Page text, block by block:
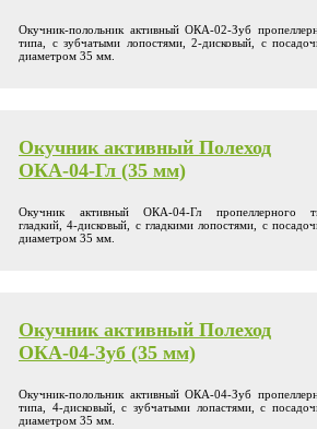
Окучник-полольник активный ОКА-02-Зуб
типа, с зубчатыми лопостями, 2-дисковый, с
диаметром 35 мм.
Окучник активный Полеход
ОКА-04-Гл (35 мм)
Окучник активный ОКА-04-Гл пропеллерного
гладкий, 4-дисковый, с гладкими лопостями, с
диаметром 35 мм.
Окучник активный Полеход
ОКА-04-Зуб (35 мм)
Окучник-полольник активный ОКА-04-Зуб
типа, 4-дисковый, с зубчатыми лопастями, с
диаметром 35 мм.